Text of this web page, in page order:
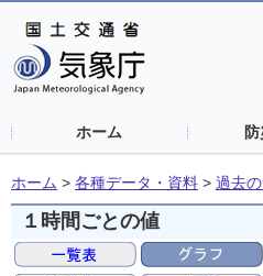
ホーム
ホーム > 各種データ・資料 > 過去
１時間ごとの値